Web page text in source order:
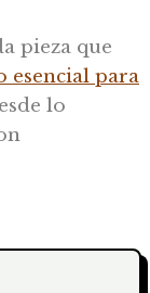
pieza que
esencial para
lo